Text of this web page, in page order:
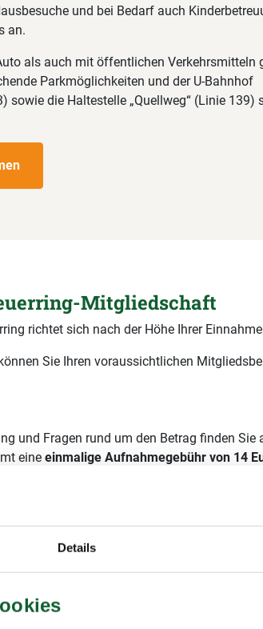
Details
und bei Bedarf auch
an.
als auch mit öffentlichen Verkehrsmitteln
Parkmöglichkeiten und der U-Bahnhof
sowie die Haltestelle „Quellweg“ (Linie 139)
Mitgliedschaft
richtet sich nach der Höhe Ihrer
Sie Ihren voraussichtlichen
und Fragen rund um den Betrag finden Sie
eine einmalige Aufnahmegebühr von 14
60,00 € pro Jahr